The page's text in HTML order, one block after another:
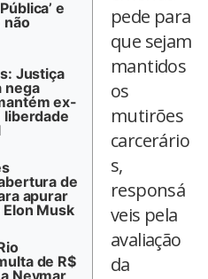
e
não
Justiça
nega
ex-
liberdade
de
apurar
Musk
de R$
pede para
que sejam
mantidos
os
mutirões
carcerário
s,
responsá
veis pela
avaliação
da